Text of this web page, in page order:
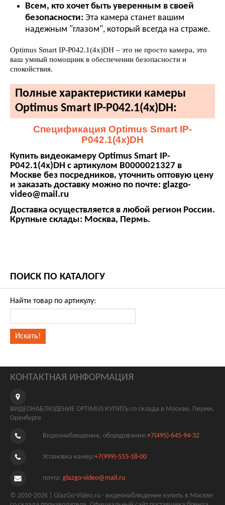
Всем, кто хочет быть уверенным в своей
безопасности: Эта камера станет вашим
надежным "глазом", который всегда на страже.
Optimus Smart IP-P042.1(4x)DH – это не просто камера, это
ваш умный помощник в обеспечении безопасности и
спокойствия.
Полные характеристики камеры
Optimus Smart IP-P042.1(4x)DH:
Спецификация Optimus Smart IP-
P042.1(4x)DH
Купить видеокамеру Optimus Smart IP-
P042.1(4x)DH с артикулом В0000021327 в
Москве без посредников, уточнить оптовую цену
и заказать доставку можно по почте: glazgo-
video@mail.ru
Доставка осуществляется в любой регион России.
Крупные склады: Москва, Пермь.
ПОИСК ПО КАТАЛОГУ
Найти товар по артикулу:
КОНТАКТНАЯ ИНФОРМАЦИЯ
ВИДЕОНАБЛЮДЕНИЕ OPTIMUS КУПИТЬ со склада в Москве, Перми,
Оренбурге
Видеонаблюдение, оборудование:+7(495)-645-94-32
Установка камер:+7(999)-555-18-00
почта: glazgo-video@mail.ru
© 2010-2026 | GlazGo-Video.ru - видеонаблюдение купить в Москве